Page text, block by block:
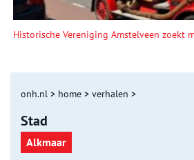
Historische Vereniging Amstelveen zoekt
onh.nl > home > verhalen >
Stad
Alkmaar